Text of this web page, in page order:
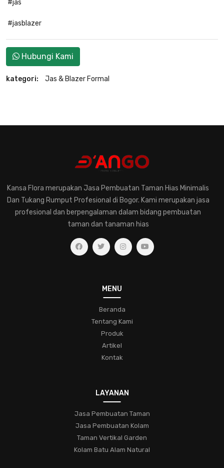
#jas
#jasblazer
Hubungi Kami
kategori: Jas & Blazer Formal
Kansa Flora merupakan Jasa Pembuatan Taman Hias Minimalis
Dan Tukang Rumput Profesional di Bogor. Kami merupakan jasa
profesional dan berpengalaman dalam bidang pembuatan
taman dan tanaman hias
MENU
Beranda
Tentang Kami
Produk
Artikel
Kontak
LAYANAN
Jasa Pembuatan Taman
Jasa Pembuatan Kolam
Taman Vertikal Garden
Kolam Batu Alam Natural